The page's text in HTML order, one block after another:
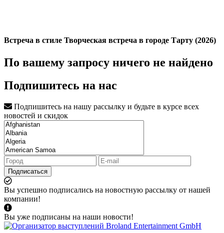
Встреча в стиле Творческая встреча в городе Тарту (2026)
По вашему запросу ничего не найдено
Подпишитесь на нас
Подпишитесь на нашу рассылку и будьте в курсе всех
новостей и скидок
Подписаться
Вы успешно подписались на новостную рассылку от нашей
компании!
Вы уже подписаны на наши новости!